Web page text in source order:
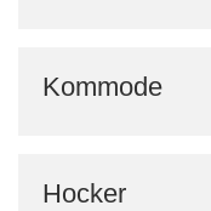
Kommode
Hocker